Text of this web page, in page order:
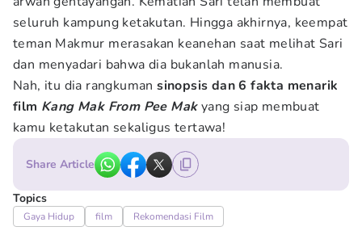
seluruh kampung ketakutan. Hingga akhirnya, keempat
teman Makmur merasakan keanehan saat melihat Sari
dan menyadari bahwa dia bukanlah manusia.
Nah, itu dia rangkumansinopsis dan 6fakta menarik
film Kang Mak From Pee Makyang siap membuat
kamu ketakutan sekaligus tertawa!
Share Article
Topics
Gaya Hidup film Rekomendasi Film